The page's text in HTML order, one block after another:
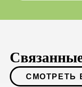
СМОТРЕТЬ